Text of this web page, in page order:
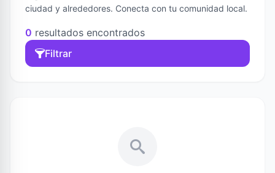
ciudad y alrededores. Conecta con tu comunidad local.
0 resultados encontrados
Filtrar